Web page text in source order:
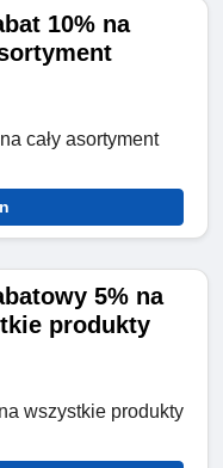
10% na
cały asortyment
5% na
produkty
wszystkie produkty